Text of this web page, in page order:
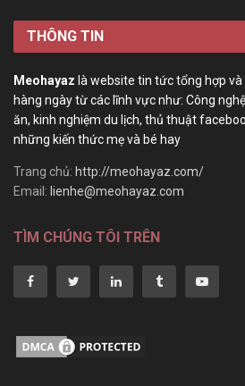
THÔNG TIN
Meohayaz là website tin tức tổng hợp và
hàng ngày từ các lĩnh vực như: Công
ăn, kinh nghiệm du lịch, thủ thuật
những kiến thức mẹ và bé hay
Trang chủ: http://meohayaz.com/
Email: lienhe@meohayaz.com
TÌM CHÚNG TÔI TRÊN